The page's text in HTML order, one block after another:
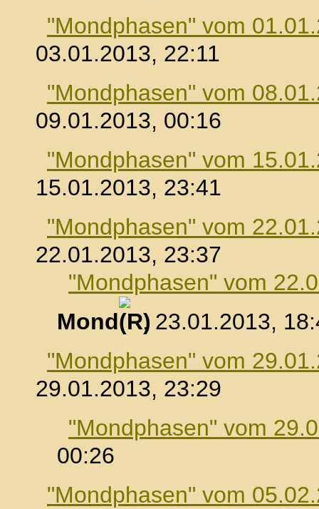
"Mondphasen" vom
03.01.2013, 22:11
"Mondphasen" vom
09.01.2013, 00:16
"Mondphasen" vom
15.01.2013, 23:41
"Mondphasen" vom
22.01.2013, 23:37
"Mondphasen" vom
Mond
, 23.01.2013,
"Mondphasen" vom
29.01.2013, 23:29
"Mondphasen" vom
00:26
"Mondphasen" vom